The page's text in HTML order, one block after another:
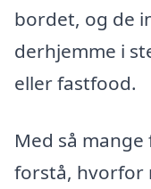
bordet, og de
derhjemme i
eller fastfood.
Med så
forstå, hvorfor